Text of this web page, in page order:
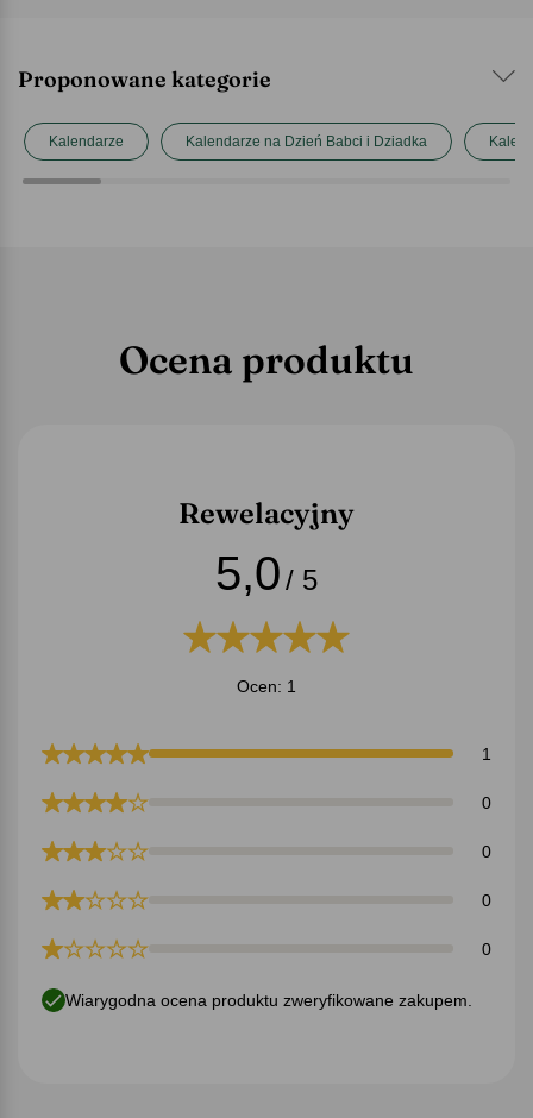
Proponowane kategorie
Kalendarze Kalendarze na Dzień Babci i Dziadka
Ocena produktu
Rewelacyjny
5,0/ 5
Ocen: 1
1
0
0
0
0
Wiarygodna ocena produktu zweryfikowane zakupem.